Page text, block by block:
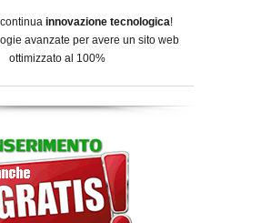
innovazione tecnologica!
avanzate per avere un sito web
ottimizzato al 100%